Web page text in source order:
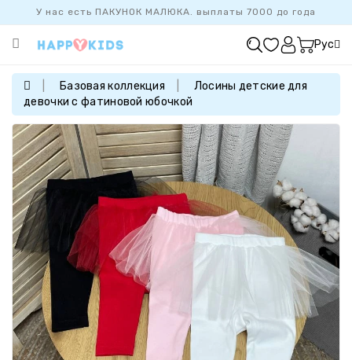
У нас есть ПАКУНОК МАЛЮКА. выплаты 7000 до года
Категории
ПРОДАЖ
БАЗОВАЯ
КОЛЛЕКЦИЯ
ДЕВОЧКАМ
МАЛЬЧИКАМ
НОВОРОЖДЕННЫМ
FAMILYLOOK
Рус
Базовая коллекция
Лосины детские для
девочки c фатиновой юбочкой